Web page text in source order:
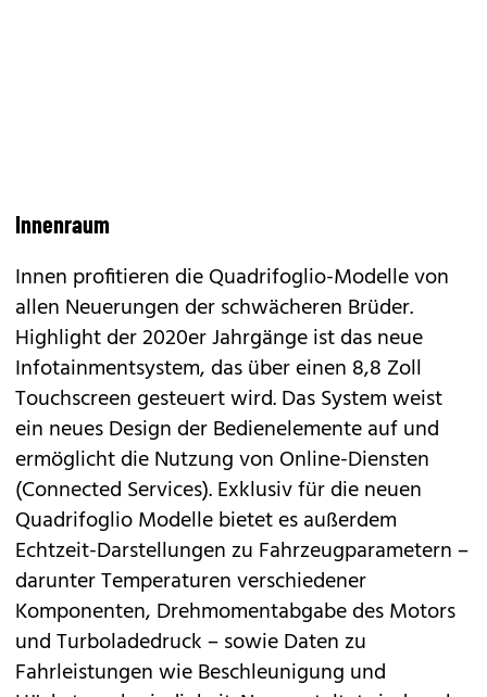
Innenraum
Innen profitieren die Quadrifoglio-Modelle von
allen Neuerungen der schwächeren Brüder.
Highlight der 2020er Jahrgänge ist das neue
Infotainmentsystem, das über einen 8,8 Zoll
Touchscreen gesteuert wird. Das System weist
ein neues Design der Bedienelemente auf und
ermöglicht die Nutzung von Online-Diensten
(Connected Services). Exklusiv für die neuen
Quadrifoglio Modelle bietet es außerdem
Echtzeit-Darstellungen zu Fahrzeugparametern –
darunter Temperaturen verschiedener
Komponenten, Drehmomentabgabe des Motors
und Turboladedruck – sowie Daten zu
Fahrleistungen wie Beschleunigung und